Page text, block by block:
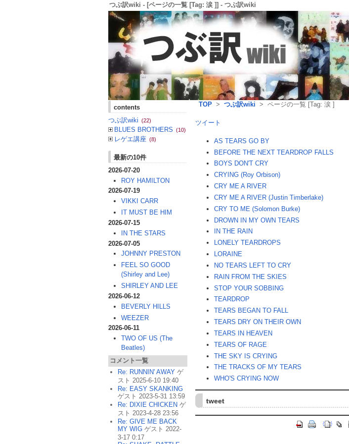
つぶ訳wiki - [ページの一覧 [Tag: 涙 ]] - つぶ訳wiki
TOP > つぶ訳wiki > ページの一覧 [Tag: 涙 ]
ツイート
AS TEARS GO BY
BEFORE THE NEXT TEARDROP FALLS
BOYS DON'T CRY
CRYING (Roy Orbison)
CRY ME A RIVER
CRY ME A RIVER (Justin Timberlake)
CRY TO ME (Solomon Burke)
DROWN IN MY OWN TEARS
IN THE RAIN
LONELY TEARDROPS
LORAINE
NO TEARS LEFT TO CRY
RAIN FROM THE SKIES
STOP YOUR SOBBING
TEARDROP
TEARS BEGAN TO FALL
TEARS DRY ON THEIR OWN
TEARS IN HEAVEN
TEARS OF RAGE
THE SKY IS CRYING
THE TRACKS OF MY TEARS
WHO'S CRYING NOW
tweet
contents
つぶ訳wiki (22)
BLUES BROTHERS (10)
レゲエ講座 (8)
最新の10件
2026-07-20
ROY HAMILTON
2026-07-19
VIKKI CARR
IT MUST BE HIM
2026-07-15
IN THE STARS
2026-07-05
JOHNNY PRESTON
FEEL SO GOOD
(Shirley and Lee)
SHIRLEY AND LEE
2026-06-12
BEVERLY HILLS
WEEZER
2026-06-11
TWO OF US (The
Beatles)
コメント一覧
Re: RUNNIN' AWAY ゲ
スト 2025-6-10 19:40
Re: EASY SKANKING
ゲスト 2023-5-31 13:59
Re: DIXIE CHICKEN ゲ
スト 2023-4-28 23:56
Re: GIVE ME BACK
MY WIG ゲスト 2022-
3-17 0:17